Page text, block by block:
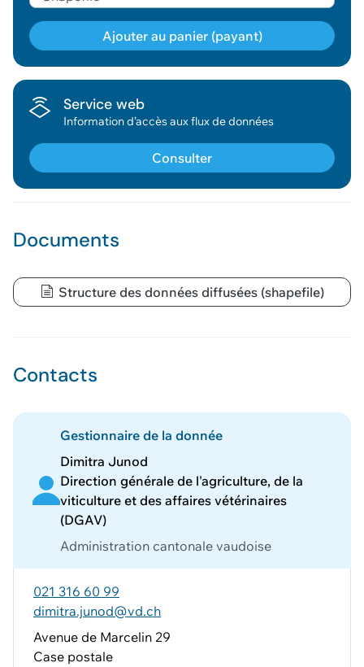
Documents
Structure des données diffusées (shapefile)
Contacts
Gestionnaire de la donnée
Dimitra Junod
Direction générale de l'agriculture, de la
viticulture et des affaires vétérinaires
(DGAV)
Administration cantonale vaudoise
021 316 60 99
dimitra.junod@vd.ch
Avenue de Marcelin 29
Case postale
Ajouter au panier (payant)
Géodonnée ajoutée au panier !
Voir le panier
Service web
Information d’accès aux flux de données
Consulter